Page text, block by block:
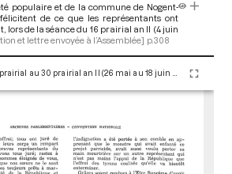
populaire et de la commune de Nogent-
félicitent de ce que les représentants ont
lors de la séance du 16 prairial an II (4 juin
et lettre envoyée à l’Assemblée] p.308